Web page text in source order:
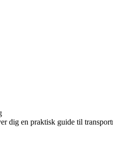
dig en praktisk guide til